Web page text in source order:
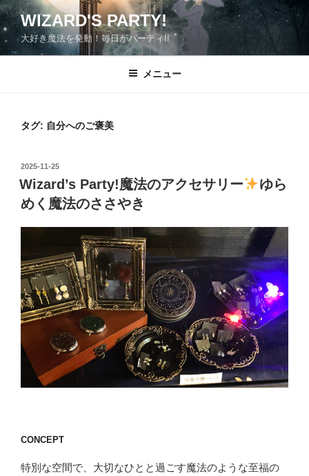
コ
ン
テ
ン
WIZARD'S PARTY!
大好き魔法を発動！毎日がパーティ!!
メニュー
タグ: 自分へのご褒美
投
稿
日:
2025-11-25
Wizard’s Party!魔法のアクセサリー
ゆら
めく魔法のささやき
CONCEPT
特別な空間で、大切なひとと過ごす魔法のような至福の